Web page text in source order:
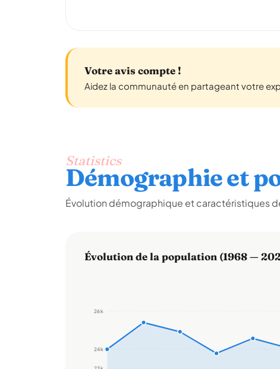
Votre avis compte !
Aidez la communauté en partageant votre
Statistics
Démographie et
Évolution démographique et caractéristiques
Évolution de la population (1968 —
24 k
26 k